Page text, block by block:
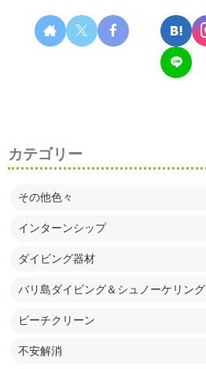
カテゴリー
その他色々
インターンシップ
ダイビング器材
バリ島ダイビング＆シュノーケリング
ビーチクリーン
不安解消